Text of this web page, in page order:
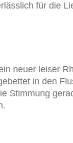
für die
neuer leiser
in den
Stimmung